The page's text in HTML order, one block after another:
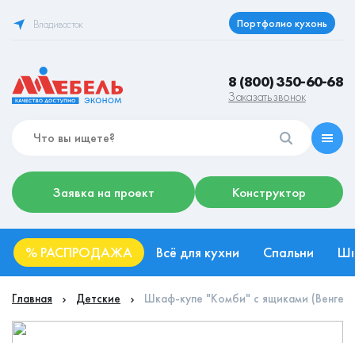
Владивосток Портфолио кухонь
8 (800) 350-60-68
Заказать звонок
Заявка на проект Конструктор
% РАСПРОДАЖА Всё для кухни Спальни
Главная Детские Шкаф-купе "Комби" с ящиками (Венге